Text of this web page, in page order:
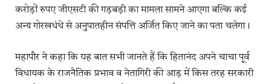
करोड़ों रुपए जीएसटी की गड़बड़ी का मामला सामने आएगा बल्कि कई
अन्य गोरखधंधे से अनुपातहीन संपत्ति अर्जित किए जाने का पता चलेगा।
महापौर ने कहा कि यह बात सभी जानते हैं कि हितानंद अपने चाचा पूर्व
विधायक के राजनैतिक प्रभाव व नेतागिरी की आड़ में किस तरह सरकारी